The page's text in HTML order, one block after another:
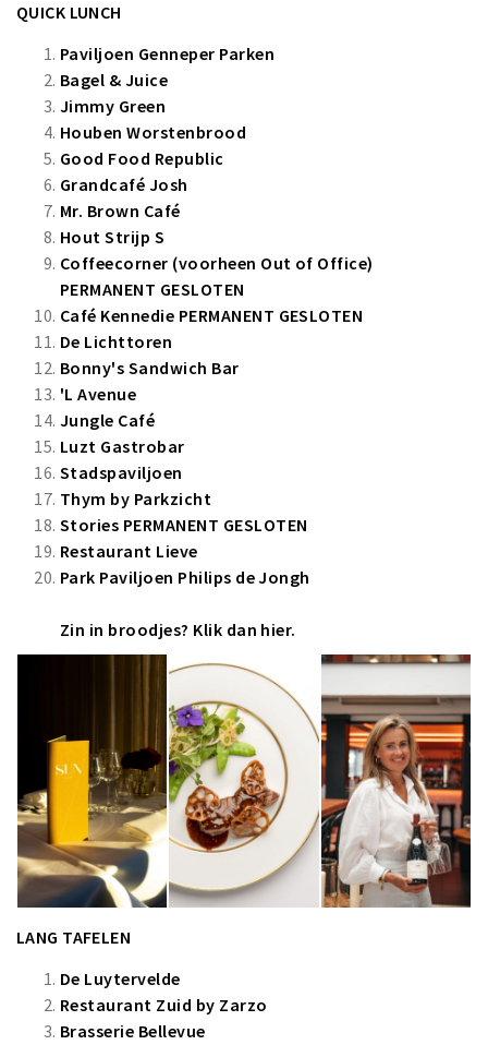
QUICK LUNCH
Paviljoen Genneper Parken
Bagel & Juice
Jimmy Green
Houben Worstenbrood
Good Food Republic
Grandcafé Josh
Mr. Brown Café
Hout Strijp S
Coffeecorner (voorheen Out of Office)
PERMANENT GESLOTEN
Café Kennedie PERMANENT GESLOTEN
De Lichttoren
Bonny's Sandwich Bar
'L Avenue
Jungle Café
Luzt Gastrobar
Stadspaviljoen
Thym by Parkzicht
Stories PERMANENT GESLOTEN
Restaurant Lieve
Park Paviljoen Philips de Jongh
Zin in broodjes? Klik dan hier.
LANG TAFELEN
De Luytervelde
Restaurant Zuid by Zarzo
Brasserie Bellevue